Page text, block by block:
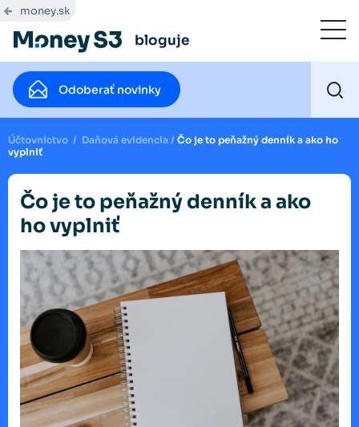
money.sk
bloguje
Odoberať novinky
Účtovníctvo / Daňová evidencia / Čo je to peňažný denník a ako ho
vyplniť
Čo je to peňažný denník a ako
ho vyplniť